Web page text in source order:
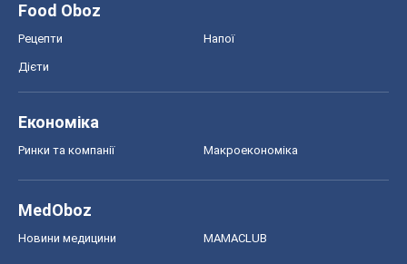
Food Oboz
Рецепти Напої
Дієти
Економіка
Ринки та компанії Макроекономіка
MedOboz
Новини медицини MAMACLUB